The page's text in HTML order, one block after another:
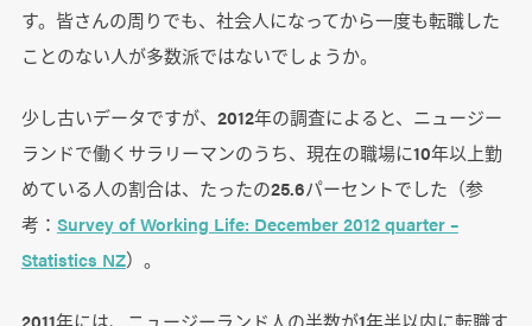
す。皆さんの周りでも、社会人になってから一度も転職した
ことのない人が多数派ではないでしょうか。
少し古いデータですが、2012年の調査によると、ニュージー
ランドで働くサラリーマンのうち、現在の職場に10年以上勤
めている人の割合は、たったの25.6パーセントでした（参
考： Survey of Working Life: December 2012 quarter –
Statistics NZ）。